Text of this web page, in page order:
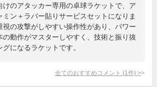
けのアタッカー専用の卓球ラケットで、ア
ミン＋ラバー貼りサービスセットになりま
視の攻撃がしやすい操作性があり、パワー
の動作がマスターしやすく、技術と振り抜
になるラケットです。
全てのおすすめコメント (1 件) >